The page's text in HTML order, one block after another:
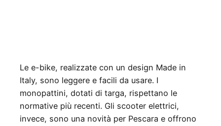
Le e-bike, realizzate con un design Made in
Italy, sono leggere e facili da usare. I
monopattini, dotati di targa, rispettano le
normative più recenti. Gli scooter elettrici,
invece, sono una novità per Pescara e offrono